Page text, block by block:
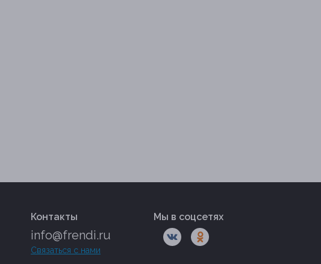
Контакты
info@frendi.ru
Связаться с нами
Мы в соцсетях